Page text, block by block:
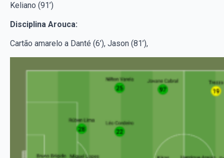
Keliano (91’)
Disciplina Arouca:
Cartão amarelo a Danté (6’), Jason (81’),